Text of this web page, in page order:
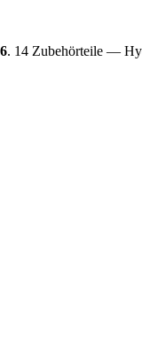
. 14 Zubehörteile —